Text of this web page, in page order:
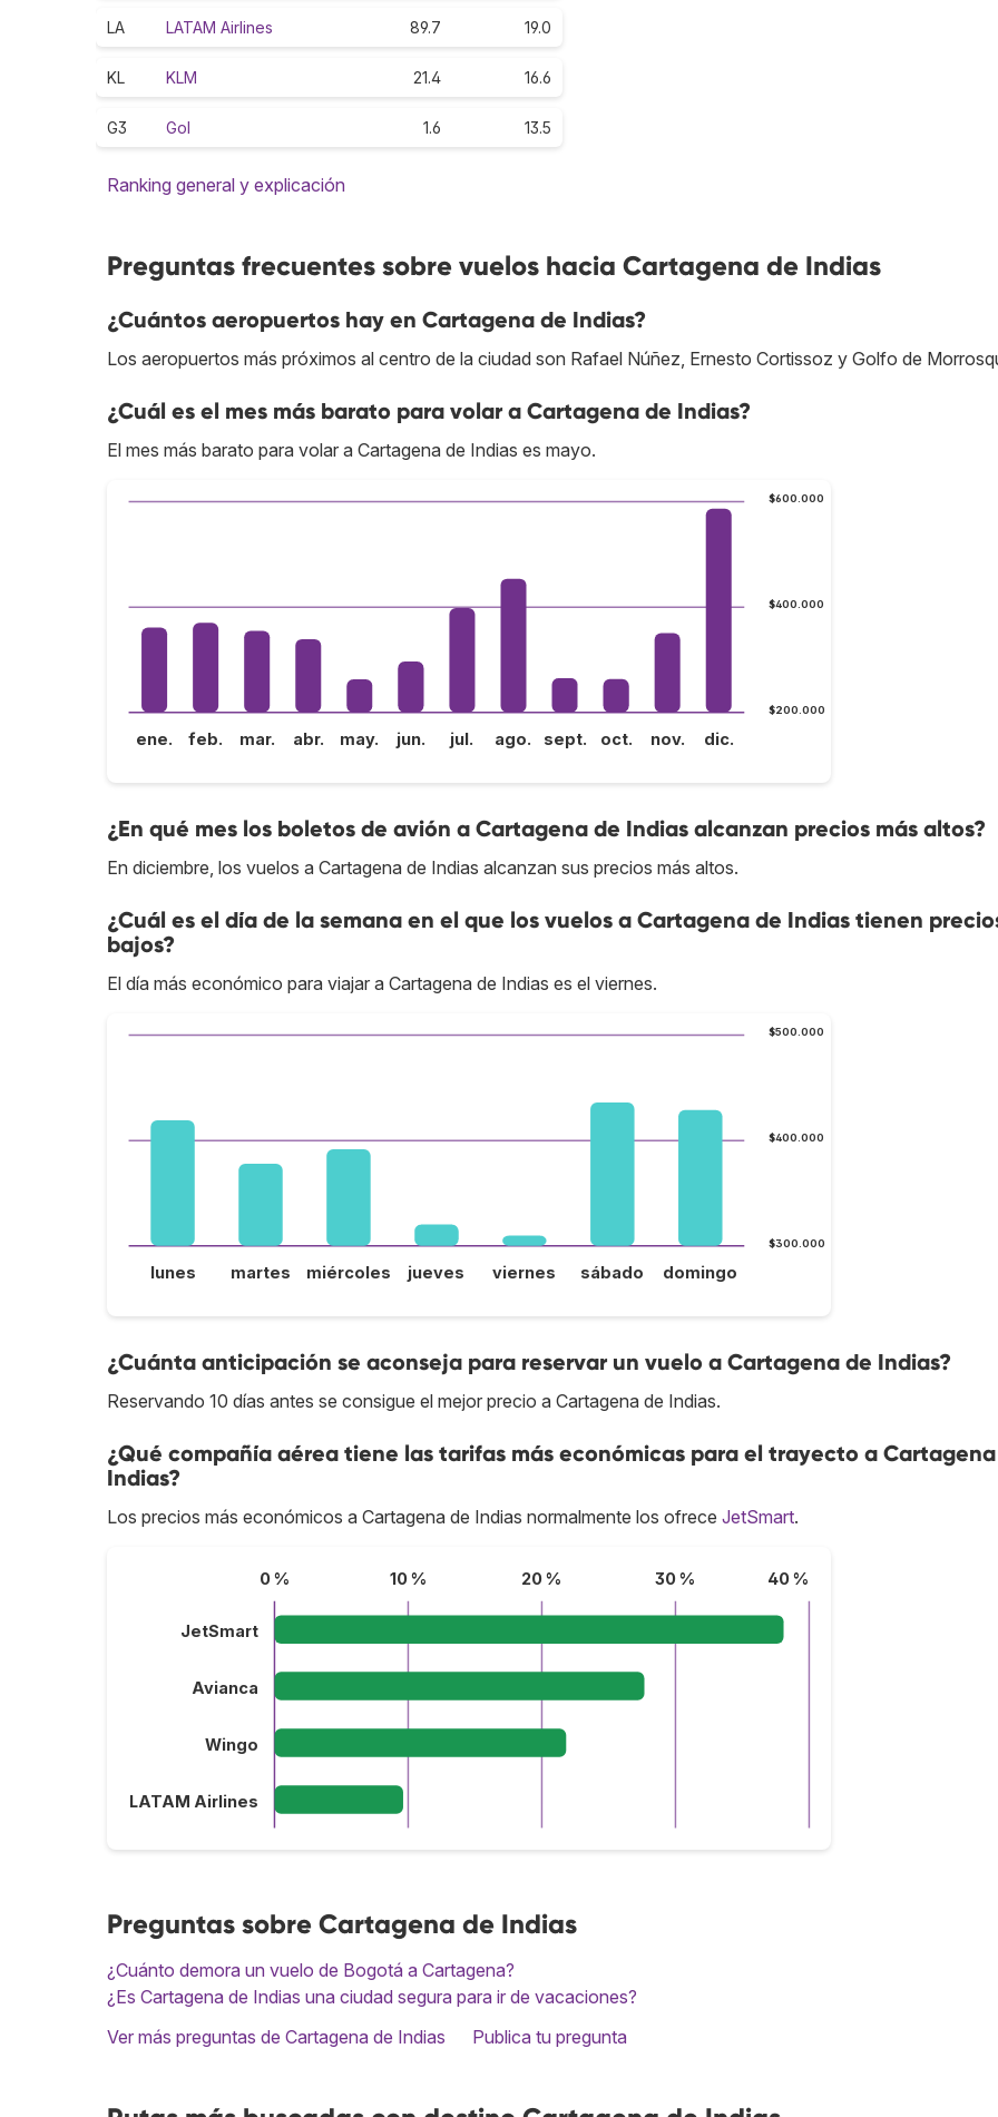
LA LATAM Airlines 89.7 19.0
KL KLM 21.4 16.6
G3 Gol 1.6 13.5
Ranking general y explicación
Preguntas frecuentes sobre vuelos hacia Cartagena de Indias
¿Cuántos aeropuertos hay en Cartagena de Indias?
Los aeropuertos más próximos al centro de la ciudad son Rafael Núñez, Ernesto Cortissoz y Golfo de
¿Cuál es el mes más barato para volar a Cartagena de Indias?
El mes más barato para volar a Cartagena de Indias es mayo.
$200.000
$400.000
$600.000
ene. feb. mar. abr. may. jun. jul. ago. sept. oct. nov. dic.
¿En qué mes los boletos de avión a Cartagena de Indias alcanzan precios más altos?
En diciembre, los vuelos a Cartagena de Indias alcanzan sus precios más altos.
¿Cuál es el día de la semana en el que los vuelos a Cartagena de Indias tienen
bajos?
El día más económico para viajar a Cartagena de Indias es el viernes.
$300.000
$400.000
$500.000
lunes martes miércoles jueves viernes sábado domingo
¿Cuánta anticipación se aconseja para reservar un vuelo a Cartagena de Indias?
Reservando 10 días antes se consigue el mejor precio a Cartagena de Indias.
¿Qué compañía aérea tiene las tarifas más económicas para el trayecto a
Indias?
Los precios más económicos a Cartagena de Indias normalmente los ofrece JetSmart.
0 % 10 % 20 % 30 % 40 %
JetSmart
Avianca
Wingo
LATAM Airlines
Preguntas sobre Cartagena de Indias
¿Cuánto demora un vuelo de Bogotá a Cartagena?
¿Es Cartagena de Indias una ciudad segura para ir de vacaciones?
Ver más preguntas de Cartagena de Indias
Publica tu pregunta